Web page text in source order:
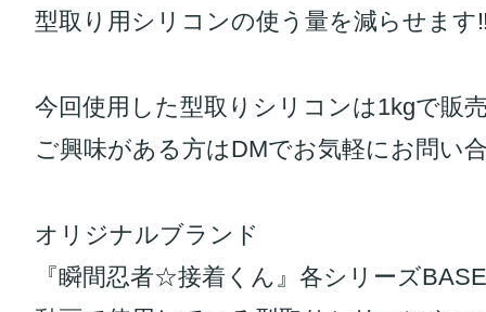
型取り用シリコンの使う量を減らせます
今回使用した型取りシリコンは1kgで販
ご興味がある方はDMでお気軽にお問い
オリジナルブランド
『瞬間忍者☆接着くん』各シリーズ